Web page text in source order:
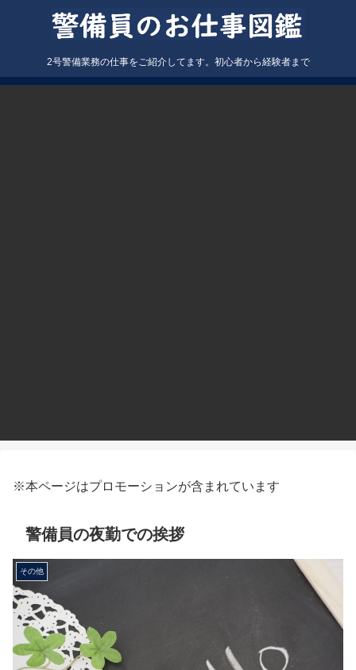
2号警備業務の仕事をご紹介してます。初心者から経験者まで
※本ページはプロモーションが含まれています
警備員の夜勤での挨拶
その他